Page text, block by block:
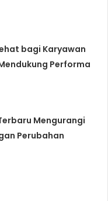
bagi Karyawan
Performa
Mengurangi
Perubahan